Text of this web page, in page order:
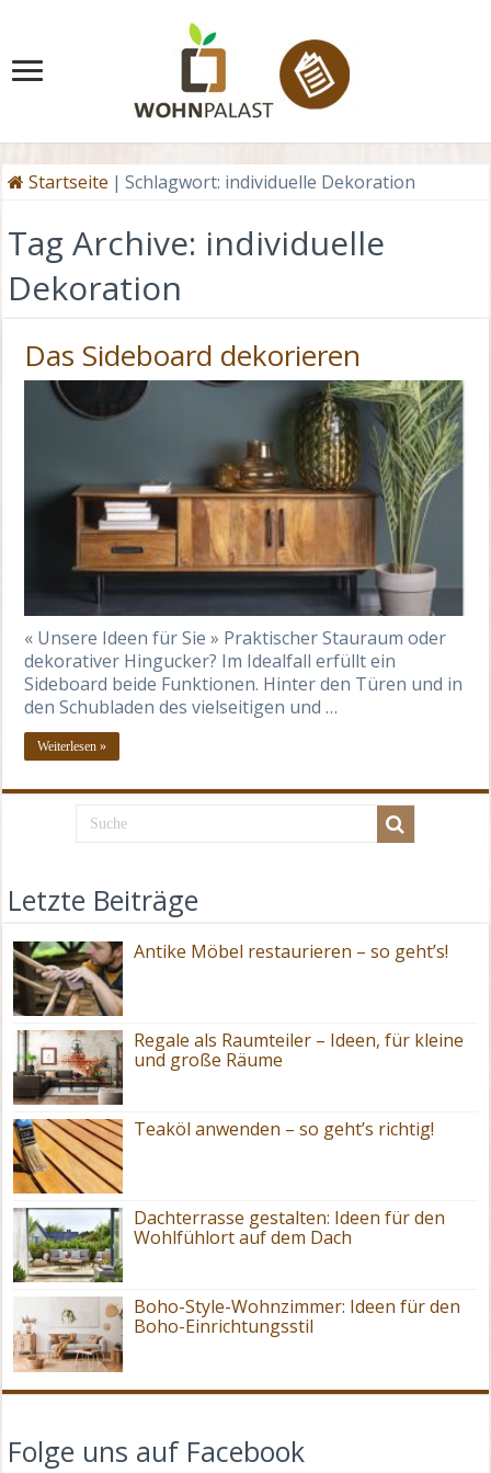
Startseite | Schlagwort: individuelle Dekoration
Tag Archive: individuelle
Dekoration
Das Sideboard dekorieren
« Unsere Ideen für Sie » Praktischer Stauraum oder
dekorativer Hingucker? Im Idealfall erfüllt ein
Sideboard beide Funktionen. Hinter den Türen und in
den Schubladen des vielseitigen und …
Weiterlesen »
Letzte Beiträge
Antike Möbel restaurieren – so geht’s!
Regale als Raumteiler – Ideen, für kleine
und große Räume
Teaköl anwenden – so geht’s richtig!
Dachterrasse gestalten: Ideen für den
Wohlfühlort auf dem Dach
Boho-Style-Wohnzimmer: Ideen für den
Boho-Einrichtungsstil
Folge uns auf Facebook